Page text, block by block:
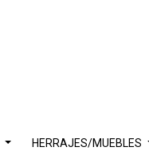
HERRAJES/MUEBLES